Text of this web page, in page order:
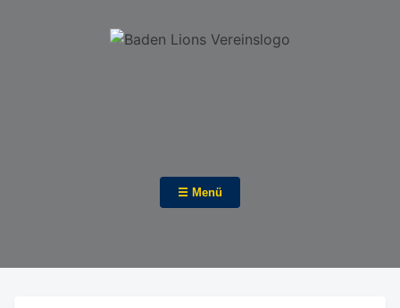
☰ Menü